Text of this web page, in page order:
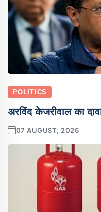
POLITICS
अरविंद केजरीवाल का
07 AUGUST, 2026